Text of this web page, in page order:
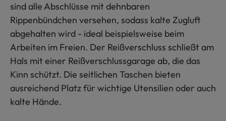
sind alle Abschlüsse mit dehnbaren
Rippenbündchen versehen, sodass kalte Zugluft
abgehalten wird - ideal beispielsweise beim
Arbeiten im Freien. Der Reißverschluss schließt am
Hals mit einer Reißverschlussgarage ab, die das
Kinn schützt. Die seitlichen Taschen bieten
ausreichend Platz für wichtige Utensilien oder auch
kalte Hände.